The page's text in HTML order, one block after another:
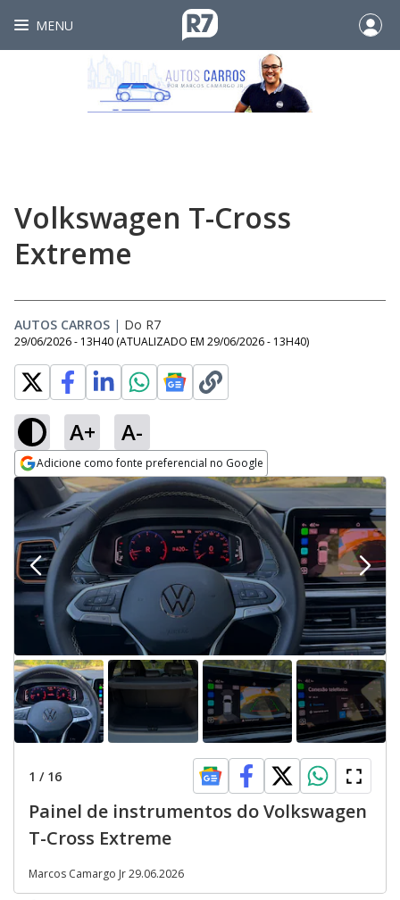
MENU
Volkswagen T-Cross
Extreme
AUTOS CARROS | Do R7
29/06/2026 - 13H40 (ATUALIZADO EM 29/06/2026 - 13H40)
A+ A-
Adicione como fonte preferencial no Google
Opens in new window
1 / 16
Painel de instrumentos do Volkswagen
T-Cross Extreme
Marcos Camargo Jr 29.06.2026